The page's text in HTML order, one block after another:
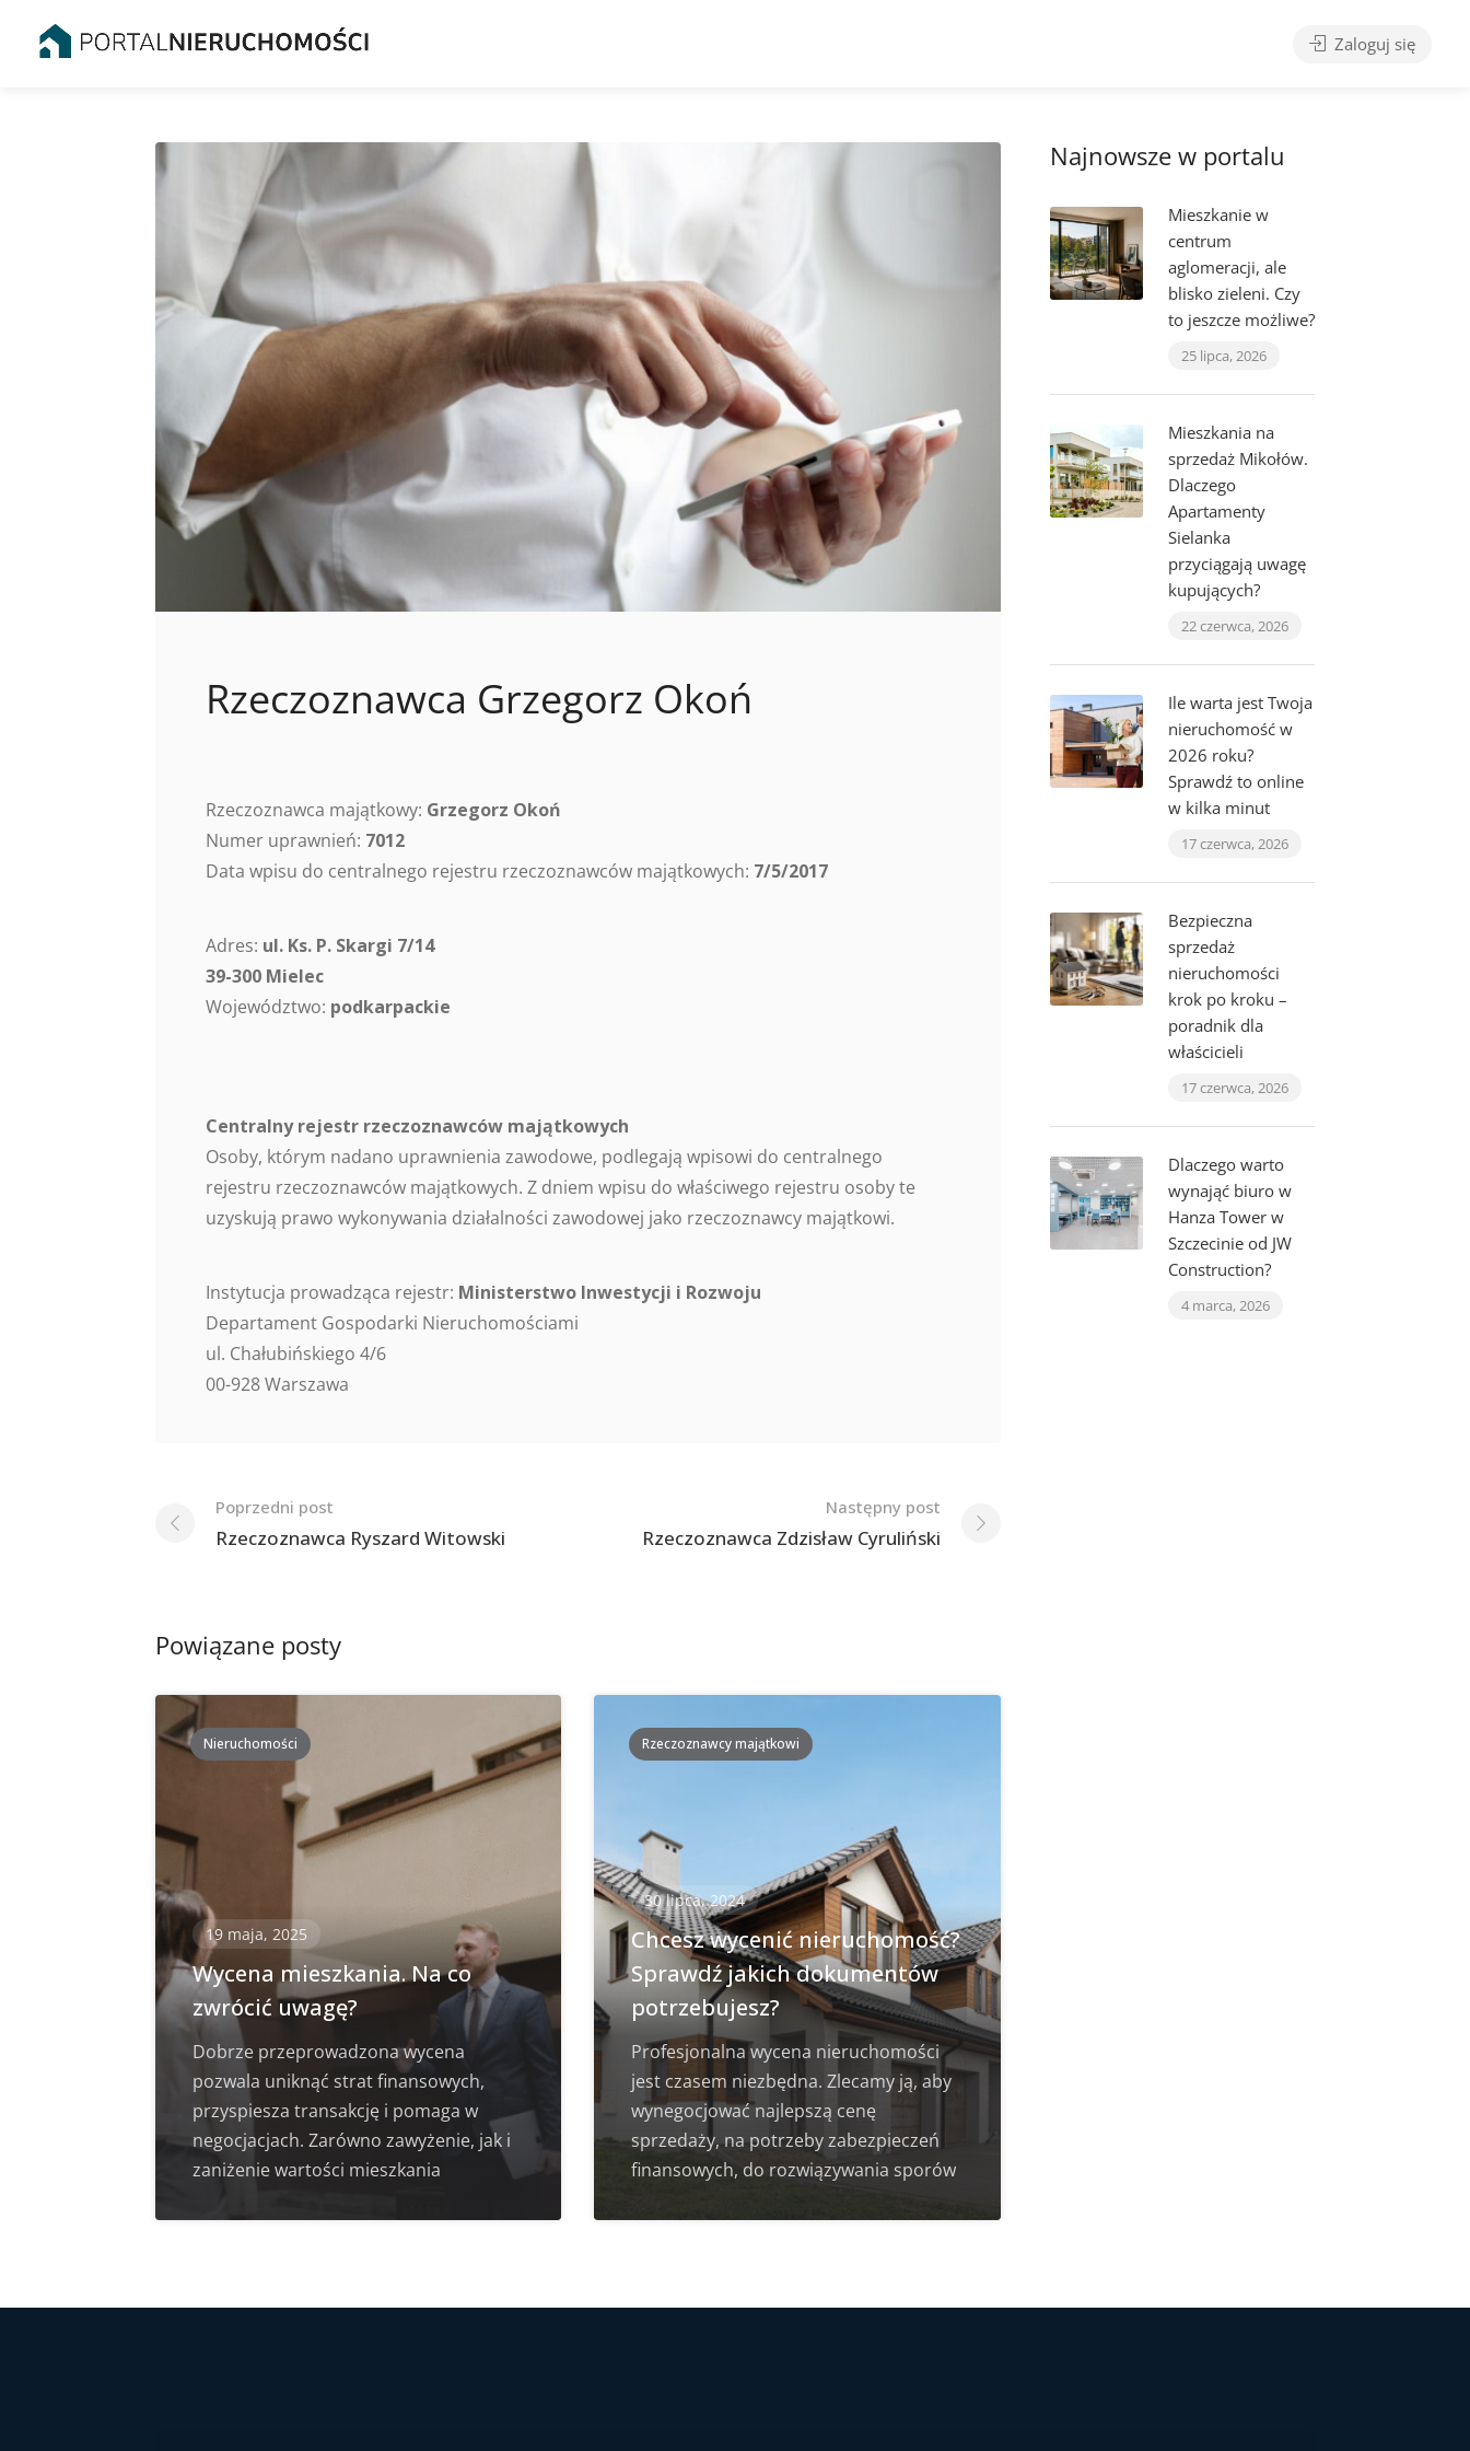
Zaloguj się
Rzeczoznawca Grzegorz Okoń
Rzeczoznawca majątkowy: Grzegorz Okoń
Numer uprawnień: 7012
Data wpisu do centralnego rejestru rzeczoznawców majątkowych: 7/5/2017
Adres: ul. Ks. P. Skargi 7/14
39-300 Mielec
Województwo: podkarpackie
Centralny rejestr rzeczoznawców majątkowych
Osoby, którym nadano uprawnienia zawodowe, podlegają wpisowi do centralnego
rejestru rzeczoznawców majątkowych. Z dniem wpisu do właściwego rejestru osoby te
uzyskują prawo wykonywania działalności zawodowej jako rzeczoznawcy majątkowi.
Instytucja prowadząca rejestr: Ministerstwo Inwestycji i Rozwoju
Departament Gospodarki Nieruchomościami
ul. Chałubińskiego 4/6
00-928 Warszawa
Nawigacja
po
Poprzedni post
Rzeczoznawca Ryszard Witowski
Następny post
Rzeczoznawca Zdzisław Cyruliński
Powiązane posty
Nieruchomości
19 maja, 2025
Wycena mieszkania. Na co
zwrócić uwagę?
Dobrze przeprowadzona wycena
pozwala uniknąć strat finansowych,
przyspiesza transakcję i pomaga w
negocjacjach. Zarówno zawyżenie, jak i
zaniżenie wartości mieszkania
Rzeczoznawcy majątkowi
30 lipca, 2024
Chcesz wycenić nieruchomość?
Sprawdź jakich dokumentów
potrzebujesz?
Profesjonalna wycena nieruchomości
jest czasem niezbędna. Zlecamy ją, aby
wynegocjować najlepszą cenę
sprzedaży, na potrzeby zabezpieczeń
finansowych, do rozwiązywania sporów
Najnowsze w portalu
Mieszkanie w
centrum
aglomeracji, ale
blisko zieleni. Czy
to jeszcze możliwe?
25 lipca, 2026
Mieszkania na
sprzedaż Mikołów.
Dlaczego
Apartamenty
Sielanka
przyciągają uwagę
kupujących?
22 czerwca, 2026
Ile warta jest Twoja
nieruchomość w
2026 roku?
Sprawdź to online
w kilka minut
17 czerwca, 2026
Bezpieczna
sprzedaż
nieruchomości
krok po kroku –
poradnik dla
właścicieli
17 czerwca, 2026
Dlaczego warto
wynająć biuro w
Hanza Tower w
Szczecinie od JW
Construction?
4 marca, 2026